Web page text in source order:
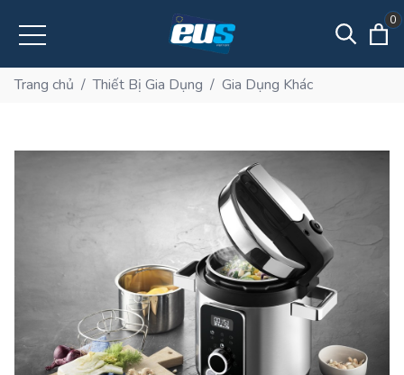
0
Trang chủ / Thiết Bị Gia Dụng / Gia Dụng Khác